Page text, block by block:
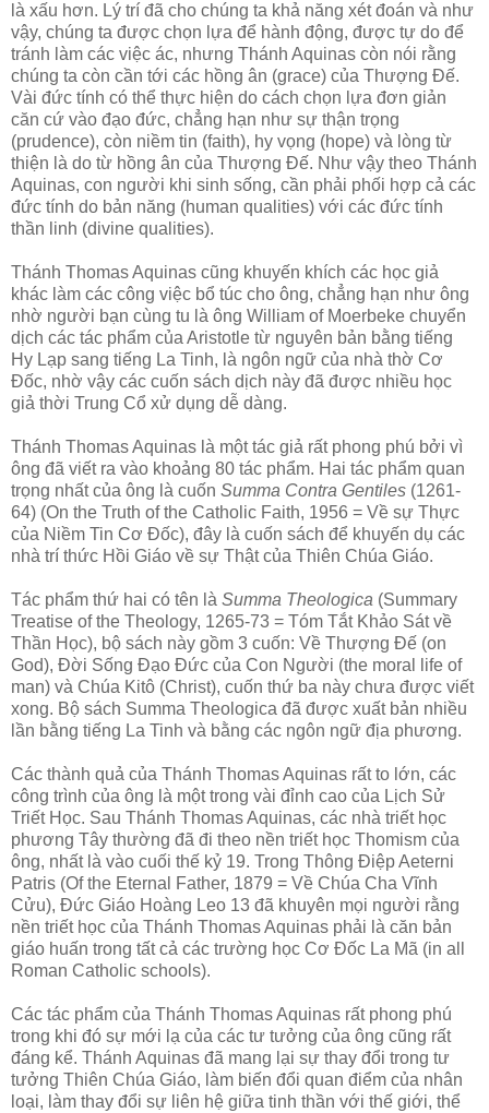
là xấu hơn. Lý trí đã cho chúng ta khả năng xét đoán và như
vậy, chúng ta được chọn lựa để hành động, được tự do để
tránh làm các việc ác, nhưng Thánh Aquinas còn nói rằng
chúng ta còn cần tới các hồng ân (grace) của Thượng Đế.
Vài đức tính có thể thực hiện do cách chọn lựa đơn giản
căn cứ vào đạo đức, chẳng hạn như sự thận trọng
(prudence), còn niềm tin (faith), hy vọng (hope) và lòng từ
thiện là do từ hồng ân của Thượng Đế. Như vậy theo Thánh
Aquinas, con người khi sinh sống, cần phải phối hợp cả các
đức tính do bản năng (human qualities) với các đức tính
thần linh (divine qualities).
Thánh Thomas Aquinas cũng khuyến khích các học giả
khác làm các công việc bổ túc cho ông, chẳng hạn như ông
nhờ người bạn cùng tu là ông William of Moerbeke chuyển
dịch các tác phẩm của Aristotle từ nguyên bản bằng tiếng
Hy Lạp sang tiếng La Tinh, là ngôn ngữ của nhà thờ Cơ
Đốc, nhờ vậy các cuốn sách dịch này đã được nhiều học
giả thời Trung Cổ xử dụng dễ dàng.
Thánh Thomas Aquinas là một tác giả rất phong phú bởi vì
ông đã viết ra vào khoảng 80 tác phẩm. Hai tác phẩm quan
trọng nhất của ông là cuốn Summa Contra Gentiles (1261-
64) (On the Truth of the Catholic Faith, 1956 = Về sự Thực
của Niềm Tin Cơ Đốc), đây là cuốn sách để khuyến dụ các
nhà trí thức Hồi Giáo về sự Thật của Thiên Chúa Giáo.
Tác phẩm thứ hai có tên là Summa Theologica (Summary
Treatise of the Theology, 1265-73 = Tóm Tắt Khảo Sát về
Thần Học), bộ sách này gồm 3 cuốn: Về Thượng Đế (on
God), Đời Sống Đạo Đức của Con Người (the moral life of
man) và Chúa Kitô (Christ), cuốn thứ ba này chưa được viết
xong. Bộ sách Summa Theologica đã được xuất bản nhiều
lần bằng tiếng La Tinh và bằng các ngôn ngữ địa phương.
Các thành quả của Thánh Thomas Aquinas rất to lớn, các
công trình của ông là một trong vài đỉnh cao của Lịch Sử
Triết Học. Sau Thánh Thomas Aquinas, các nhà triết học
phương Tây thường đã đi theo nền triết học Thomism của
ông, nhất là vào cuối thế kỷ 19. Trong Thông Điệp Aeterni
Patris (Of the Eternal Father, 1879 = Về Chúa Cha Vĩnh
Cửu), Đức Giáo Hoàng Leo 13 đã khuyên mọi người rằng
nền triết học của Thánh Thomas Aquinas phải là căn bản
giáo huấn trong tất cả các trường học Cơ Đốc La Mã (in all
Roman Catholic schools).
Các tác phẩm của Thánh Thomas Aquinas rất phong phú
trong khi đó sự mới lạ của các tư tưởng của ông cũng rất
đáng kể. Thánh Aquinas đã mang lại sự thay đổi trong tư
tưởng Thiên Chúa Giáo, làm biến đổi quan điểm của nhân
loại, làm thay đổi sự liên hệ giữa tinh thần với thế giới, thể